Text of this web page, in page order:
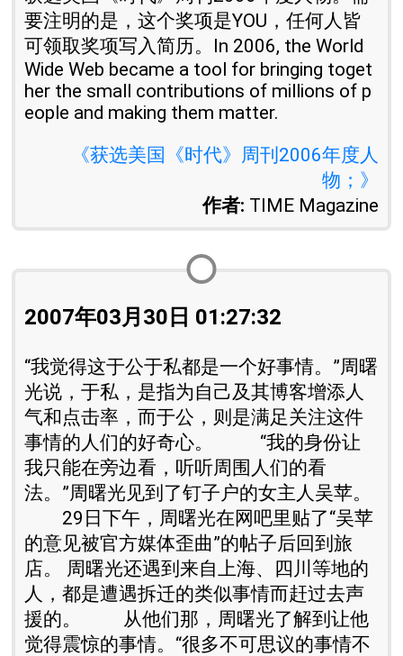
要注明的是，这个奖项是YOU，任何人皆
可领取奖项写入简历。In 2006, the World
Wide Web became a tool for bringing toget
her the small contributions of millions of p
eople and making them matter.
《获选美国《时代》周刊2006年度人
物；》
作者: TIME Magazine
2007年03月30日 01:27:32
“我觉得这于公于私都是一个好事情。”周曙
光说，于私，是指为自己及其博客增添人
气和点击率，而于公，则是满足关注这件
事情的人们的好奇心。 “我的身份让
我只能在旁边看，听听周围人们的看
法。”周曙光见到了钉子户的女主人吴苹。
29日下午，周曙光在网吧里贴了“吴苹
的意见被官方媒体歪曲”的帖子后回到旅
店。 周曙光还遇到来自上海、四川等地的
人，都是遭遇拆迁的类似事情而赶过去声
援的。 从他们那，周曙光了解到让他
觉得震惊的事情。“很多不可思议的事情不